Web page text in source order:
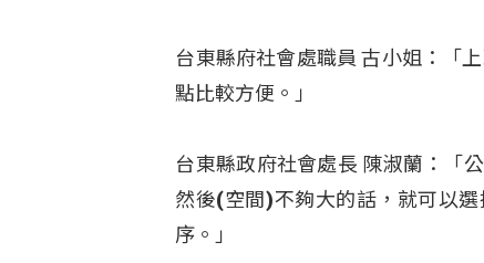
台東縣府社會處職員 古小姐：「
點比較方便。」
台東縣政府社會處長 陳淑蘭：「
然後(空間)不夠大的話，就可以
序。」